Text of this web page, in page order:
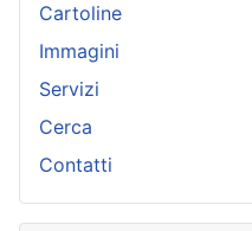
Cartoline
Immagini
Servizi
Cerca
Contatti